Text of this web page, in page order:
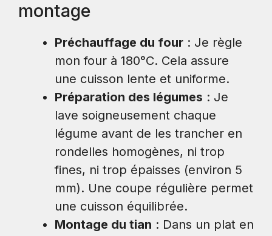
montage
Préchauffage du four : Je règle
mon four à 180°C. Cela assure
une cuisson lente et uniforme.
Préparation des légumes : Je
lave soigneusement chaque
légume avant de les trancher en
rondelles homogènes, ni trop
fines, ni trop épaisses (environ 5
mm). Une coupe régulière permet
une cuisson équilibrée.
Montage du tian : Dans un plat en